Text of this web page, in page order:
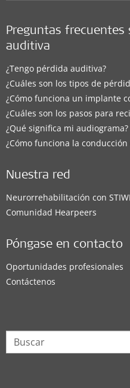
Preguntas frecuentes
auditiva
¿Tengo pérdida auditiva?
¿Cuáles son los tipos de
¿Cómo funciona un implante
¿Cuáles son los pasos para
¿Qué significa mi audiograma?
¿Cómo funciona la conducción
Nuestra red
Neurorrehabilitación con
Comunidad Hearpeers
Póngase en contacto
Oportunidades profesionales
Contáctenos